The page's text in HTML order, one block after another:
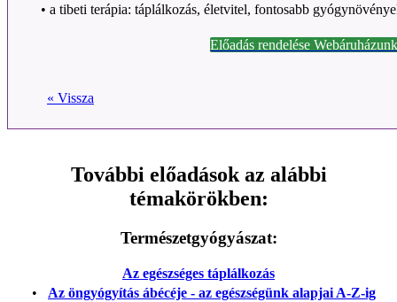
• a tibeti terápia: táplálkozás, életvitel, fontosabb
Előadás rendelése
« Vissza
További előadások az alábbi
témakörökben:
Természetgyógyászat:
Az egészséges táplálkozás
• Az öngyógyítás ábécéje - az egészségünk alapjai A-Z-ig